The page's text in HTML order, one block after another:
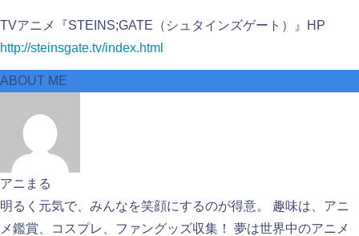
TVアニメ『STEINS;GATE（シュタインズゲート）』HP
http://steinsgate.tv/index.html
ABOUT ME
アニまる
明るく元気で、みんなを笑顔にするのが得意。 趣味は、アニ
メ鑑賞、コスプレ、ファングッズ収集！ 夢は世界中のアニメ